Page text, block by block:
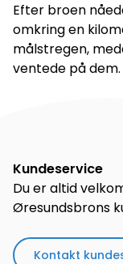
Efter broen
omkring en
målstregen,
ventede på dem.
Kundeservice
Du er altid
Øresundsbrons
Kontakt